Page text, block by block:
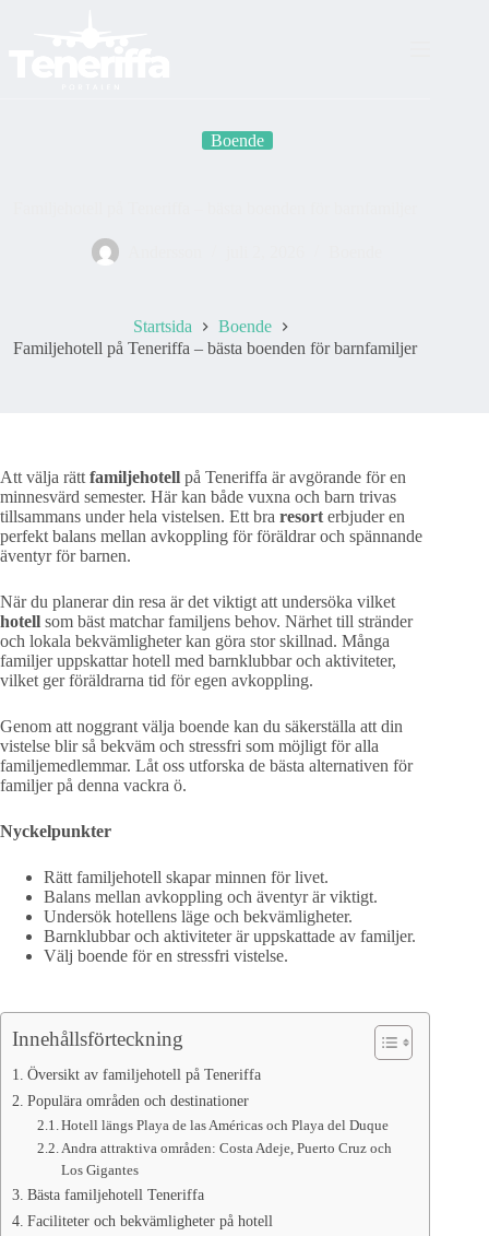
Boende
Startsida
Boende
Familjehotell på Teneriffa – bästa boenden för barnfamiljer
Att välja rätt familjehotell på Teneriffa är avgörande för en
minnesvärd semester. Här kan både vuxna och barn trivas
tillsammans under hela vistelsen. Ett bra resort erbjuder en
perfekt balans mellan avkoppling för föräldrar och spännande
äventyr för barnen.
När du planerar din resa är det viktigt att undersöka vilket
hotell som bäst matchar familjens behov. Närhet till stränder
och lokala bekvämligheter kan göra stor skillnad. Många
familjer uppskattar hotell med barnklubbar och aktiviteter,
vilket ger föräldrarna tid för egen avkoppling.
Genom att noggrant välja boende kan du säkerställa att din
vistelse blir så bekväm och stressfri som möjligt för alla
familjemedlemmar. Låt oss utforska de bästa alternativen för
familjer på denna vackra ö.
Nyckelpunkter
Rätt familjehotell skapar minnen för livet.
Balans mellan avkoppling och äventyr är viktigt.
Undersök hotellens läge och bekvämligheter.
Barnklubbar och aktiviteter är uppskattade av familjer.
Välj boende för en stressfri vistelse.
Innehållsförteckning
Översikt av familjehotell på Teneriffa
Populära områden och destinationer
Hotell längs Playa de las Américas och Playa del Duque
Andra attraktiva områden: Costa Adeje, Puerto Cruz och
Los Gigantes
Bästa familjehotell Teneriffa
Faciliteter och bekvämligheter på hotell